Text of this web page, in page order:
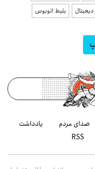
دیجیتال بلیط اتوبوس
صدای مردم
یادداشت
RSS